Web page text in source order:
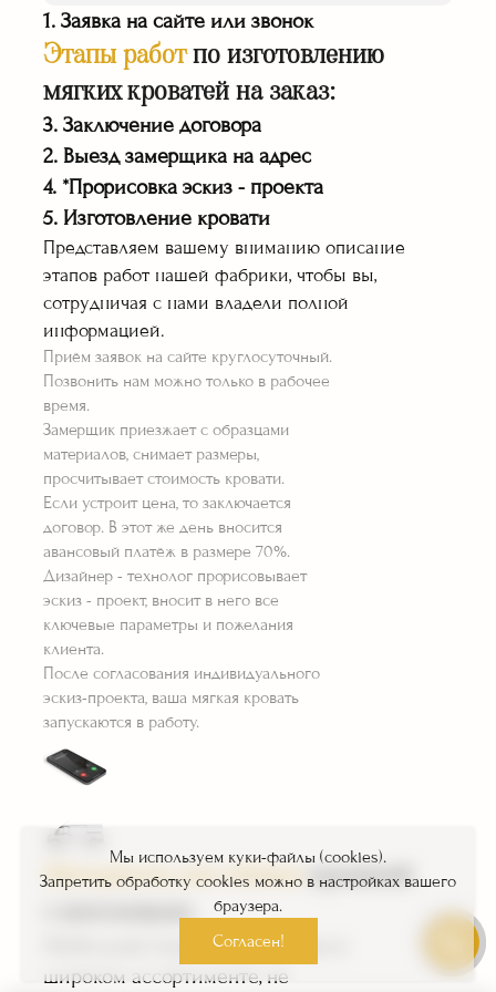
Мы используем куки-файлы (cookies).
Запретить обработку cookies можно в настройках вашего
браузера.
Согласен!
Транспортировка
мебели собст.
транспортом
Работаем официально
по договору
Гарантия на все
изделия 36 месяцев
Оплата работы
по факту
1. Заявка на сайте или звонок
Этапы работпо изготовлению
мягких кроватей на заказ:
3. Заключение договора
2. Выезд замерщика на адрес
4. *Прорисовка эскиз - проекта
5. Изготовление кровати
Представляем вашему вниманию описание
этапов работ нашей фабрики, чтобы вы,
сотрудничая с нами владели полной
информацией.
Приём заявок на сайте круглосуточный.
Позвонить нам можно только в рабочее
время.
Замерщик приезжает с образцами
материалов, снимает размеры,
просчитывает стоимость кровати.
Если устроит цена, то заключается
договор. В этот же день вносится
авансовый платёж в размере 70%.
Дизайнер - технолог прорисовывает
эскиз - проект, вносит в него все
ключевые параметры и пожелания
клиента.
После согласования индивидуального
эскиз-проекта, ваша мягкая кровать
запускаются в работу.
Материалы для обивкикроватей
с изголовьем:
Мебельная ткань представлена в
широком ассортименте, не